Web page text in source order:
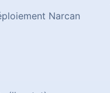
Narcan